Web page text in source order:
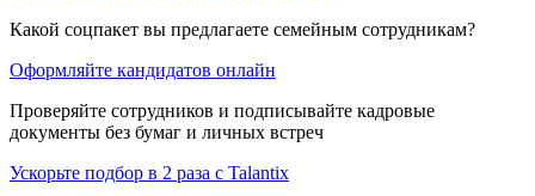
Какой соцпакет вы предлагаете семейным сотрудникам?
Оформляйте кандидатов онлайн
Проверяйте сотрудников и подписывайте кадровые
документы без бумаг и личных встреч
Ускорьте подбор в 2 раза с Talantix